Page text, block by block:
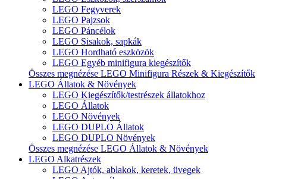
LEGO Fegyverek
LEGO Pajzsok
LEGO Páncélok
LEGO Sisakok, sapkák
LEGO Hordható eszközök
LEGO Egyéb minifigura kiegészítők
Összes megnézése LEGO Minifigura Részek & Kiegészítők
LEGO Állatok & Növények
LEGO Kiegészítők/testrészek állatokhoz
LEGO Állatok
LEGO Növények
LEGO DUPLO Állatok
LEGO DUPLO Növények
Összes megnézése LEGO Állatok & Növények
LEGO Alkatrészek
LEGO Ajtók, ablakok, keretek, üvegek